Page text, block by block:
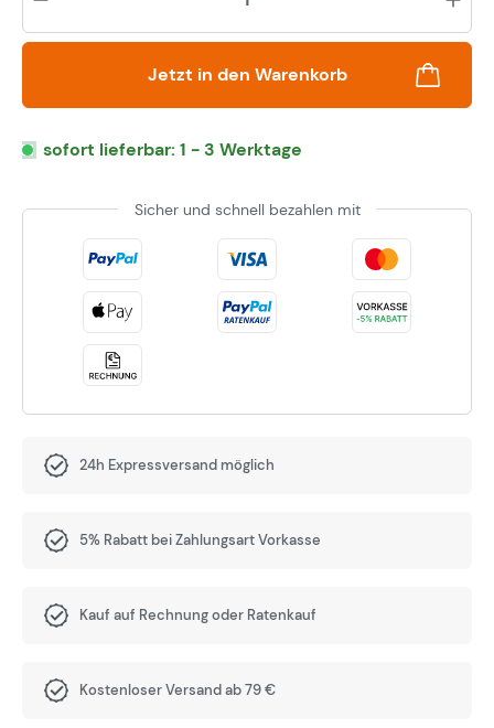
Jetzt in den Warenkorb
sofort lieferbar: 1 - 3 Werktage
Sicher und schnell bezahlen mit
24h Expressversand möglich
5% Rabatt bei Zahlungsart Vorkasse
Kauf auf Rechnung oder Ratenkauf
Kostenloser Versand ab 79 €